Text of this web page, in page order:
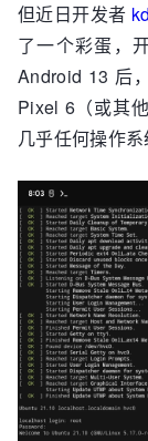
但近日开发者
了一个彩蛋，
Android 13 后
Pixel 6（或其
几乎任何操作系